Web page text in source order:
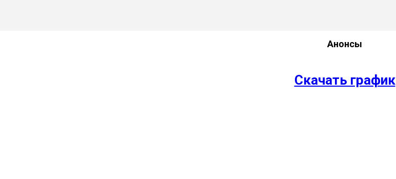
Анонсы
Скачать график